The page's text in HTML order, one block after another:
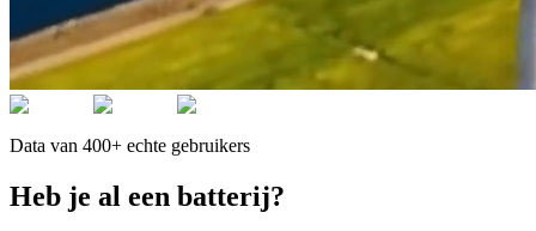
Data van 400+ echte gebruikers
Heb je al een batterij?